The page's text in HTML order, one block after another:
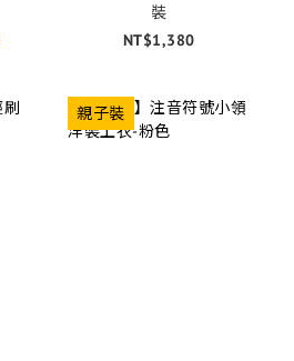
裝
NT$1,380
親子裝